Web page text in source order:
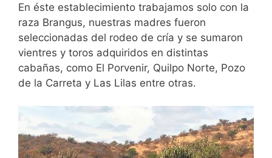
En éste establecimiento trabajamos solo con la
raza Brangus, nuestras madres fueron
seleccionadas del rodeo de cría y se sumaron
vientres y toros adquiridos en distintas
cabañas, como El Porvenir, Quilpo Norte, Pozo
de la Carreta y Las Lilas entre otras.